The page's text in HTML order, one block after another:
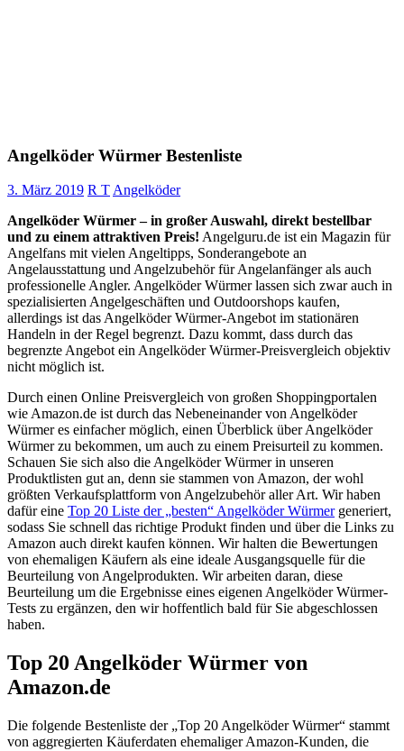
Angelköder Würmer Bestenliste
3. März 2019 R TAngelköder
Angelköder Würmer – in großer Auswahl, direkt bestellbar
und zu einem attraktiven Preis! Angelguru.de ist ein Magazin für
Angelfans mit vielen Angeltipps, Sonderangebote an
Angelausstattung und Angelzubehör für Angelanfänger als auch
professionelle Angler. Angelköder Würmer lassen sich zwar auch in
spezialisierten Angelgeschäften und Outdoorshops kaufen,
allerdings ist das Angelköder Würmer-Angebot im stationären
Handeln in der Regel begrenzt. Dazu kommt, dass durch das
begrenzte Angebot ein Angelköder Würmer-Preisvergleich objektiv
nicht möglich ist.
Durch einen Online Preisvergleich von großen Shoppingportalen
wie Amazon.de ist durch das Nebeneinander von Angelköder
Würmer es einfacher möglich, einen Überblick über Angelköder
Würmer zu bekommen, um auch zu einem Preisurteil zu kommen.
Schauen Sie sich also die Angelköder Würmer in unseren
Produktlisten gut an, denn sie stammen von Amazon, der wohl
größten Verkaufsplattform von Angelzubehör aller Art. Wir haben
dafür eine Top 20 Liste der „besten“ Angelköder Würmergeneriert,
sodass Sie schnell das richtige Produkt finden und über die Links zu
Amazon auch direkt kaufen können. Wir halten die Bewertungen
von ehemaligen Käufern als eine ideale Ausgangsquelle für die
Beurteilung von Angelprodukten. Wir arbeiten daran, diese
Beurteilung um die Ergebnisse eines eigenen Angelköder Würmer-
Tests zu ergänzen, den wir hoffentlich bald für Sie abgeschlossen
haben.
Top 20 Angelköder Würmer von
Amazon.de
Die folgende Bestenliste der „Top 20 Angelköder Würmer“ stammt
von aggregierten Käuferdaten ehemaliger Amazon-Kunden, die